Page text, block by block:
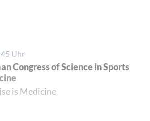
Uhr
Congress of Science in Sports
is Medicine